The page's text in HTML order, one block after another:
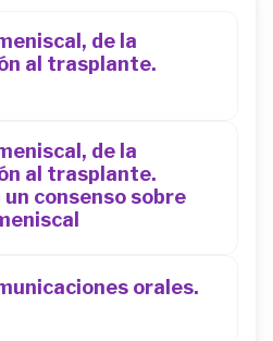
de la
al trasplante.
de la
al trasplante.
un consenso sobre
orales.